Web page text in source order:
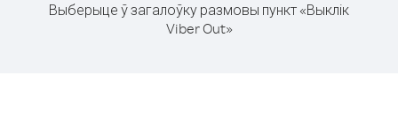
Выберыце ў загалоўку размовы пункт «Выклік
Viber Out»